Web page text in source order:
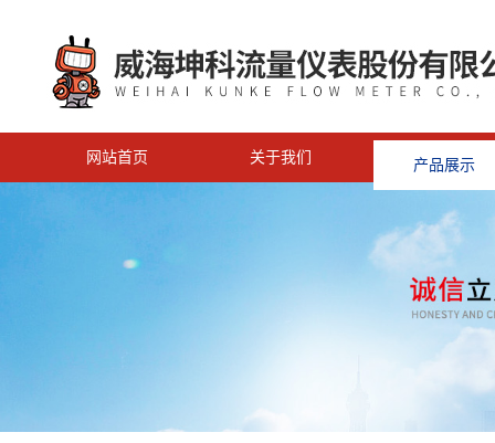
网站首页 关于我们 产品展示